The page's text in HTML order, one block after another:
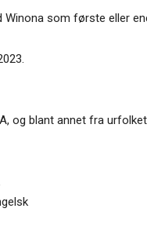
Winona som første eller
og blant annet fra